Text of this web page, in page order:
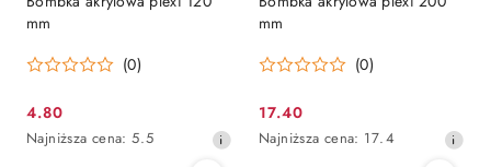
mm
(0)
Cena
promocyjna:
4.80
Najniższa
Najniższa cena: 5.5
mm
(0)
Cena
promocyjna:
17.40
Najniższa
Najniższa cena: 17.4